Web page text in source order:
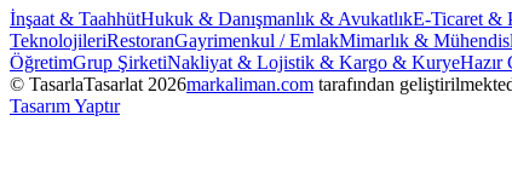
İnşaat & TaahhütHukuk & Danışmanlık & AvukatlıkE-Ticaret &
TeknolojileriRestoranGayrimenkul / EmlakMimarlık &
ÖğretimGrup ŞirketiNakliyat & Lojistik & Kargo & KuryeHazır
© TasarlaTasarlat 2026markaliman.com tarafından
Tasarım Yaptır